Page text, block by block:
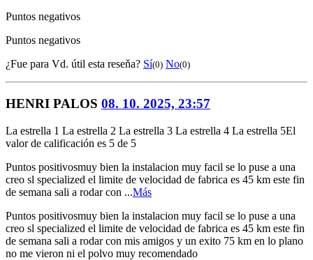
Puntos negativos
Puntos negativos
¿Fue para Vd. útil esta reseňa? Sí(0) No(0)
HENRI PALOS 08. 10. 2025, 23:57
La estrella 1 La estrella 2 La estrella 3 La estrella 4 La estrella 5El
valor de calificación es 5 de 5
Puntos positivosmuy bien la instalacion muy facil se lo puse a una
creo sl specialized el limite de velocidad de fabrica es 45 km este fin
de semana sali a rodar con ...Más
Puntos positivosmuy bien la instalacion muy facil se lo puse a una
creo sl specialized el limite de velocidad de fabrica es 45 km este fin
de semana sali a rodar con mis amigos y un exito 75 km en lo plano
no me vieron ni el polvo muy recomendado